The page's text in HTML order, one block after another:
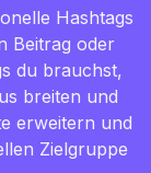
Hashtags
Beitrag oder
du brauchst,
breiten und
erweitern und
Zielgruppe